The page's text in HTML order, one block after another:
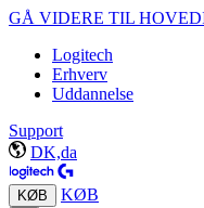
GÅ VIDERE TIL
Logitech
Erhverv
Uddannelse
Support
DK,da
KØB KØB